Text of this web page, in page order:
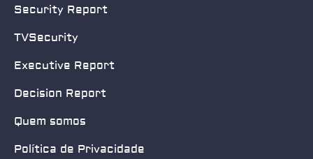
Security Report
TVSecurity
Executive Report
Decision Report
Quem somos
Política de Privacidade